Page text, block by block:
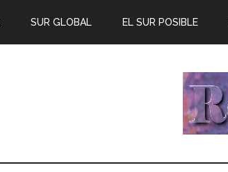
SUR GLOBAL EL SUR POSIBLE